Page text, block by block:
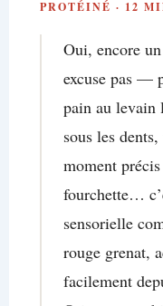
PROTÉINÉ · 12
Oui, encore
excuse pas —
pain au levain
sous les
moment
fourchette…
sensorielle
rouge grenat,
facilement